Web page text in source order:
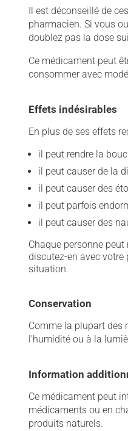
Il est déconseillé de
pharmacien. Si vous
doublez pas la dose
Ce médicament peut
consommer avec
Effets indésirables
En plus de ses effets
il peut rendre la
il peut causer de la
il peut causer des
il peut parfois
il peut causer des
Chaque personne
discutez-en avec votre
situation.
Conservation
Comme la plupart des
l'humidité ou à la
Information
Ce médicament peut
médicaments ou en
produits naturels.